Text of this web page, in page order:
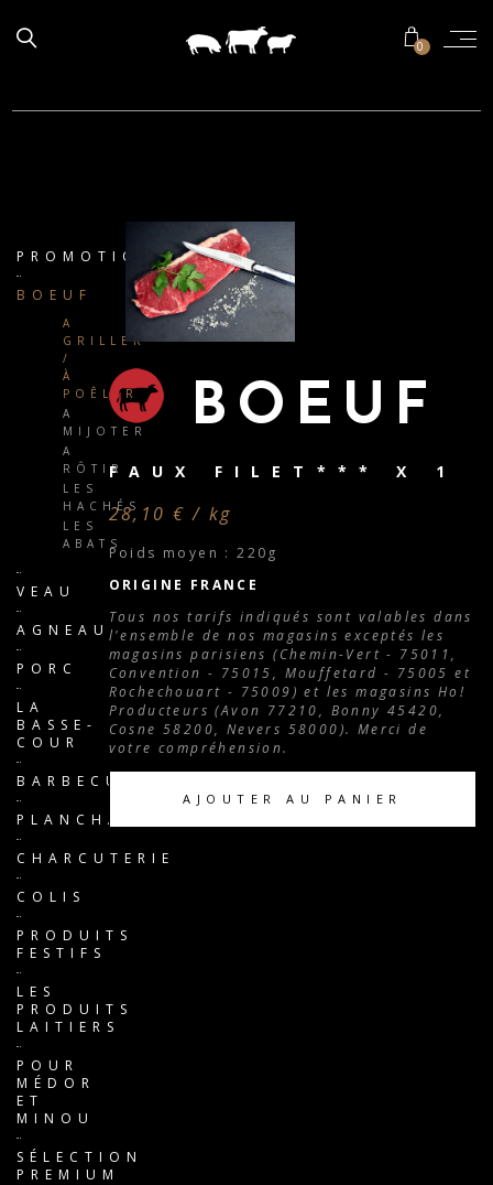
0
BOEUF
FAUX FILET*** X 1
28,10 € / kg
Poids moyen : 220g
ORIGINE FRANCE
Tous nos tarifs indiqués sont valables dans
l'ensemble de nos magasins exceptés les
magasins parisiens (Chemin-Vert - 75011,
Convention - 75015, Mouffetard - 75005 et
Rochechouart - 75009) et les magasins Ho!
Producteurs (Avon 77210, Bonny 45420,
Cosne 58200, Nevers 58000). Merci de
votre compréhension.
AJOUTER AU PANIER
PROMOTIONS
BOEUF
A
GRILLER
/
À
POÊLER
A
MIJOTER
A
RÔTIR
LES
HACHÉS
LES
ABATS
VEAU
AGNEAU
PORC
LA
BASSE-
COUR
BARBECUE
PLANCHA
CHARCUTERIE
COLIS
PRODUITS
FESTIFS
LES
PRODUITS
LAITIERS
POUR
MÉDOR
ET
MINOU
SÉLECTION
PREMIUM